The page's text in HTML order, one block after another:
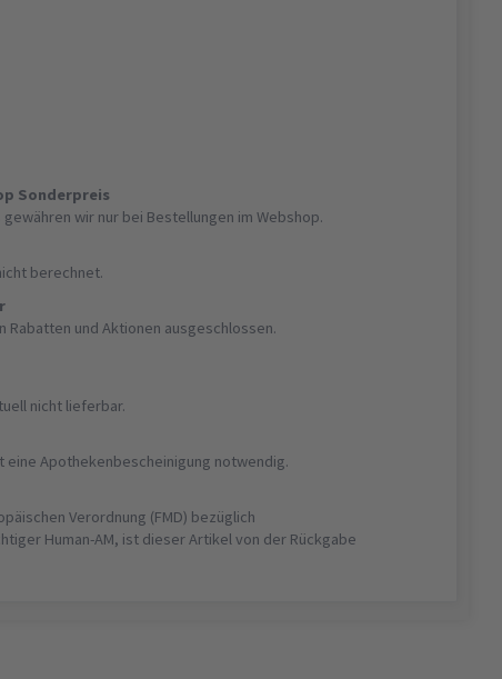
Sonderpreis
wir nur bei Bestellungen im Webshop.
berechnet.
Rabatten und Aktionen ausgeschlossen.
nicht lieferbar.
eine Apothekenbescheinigung notwendig.
Verordnung (FMD) bezüglich
Human-AM, ist dieser Artikel von der Rückgabe